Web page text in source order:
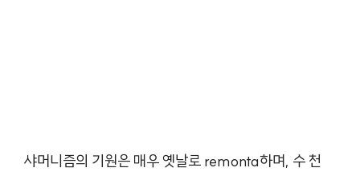
샤머니즘의 기원은 매우 옛날로 remonta하며, 수 천